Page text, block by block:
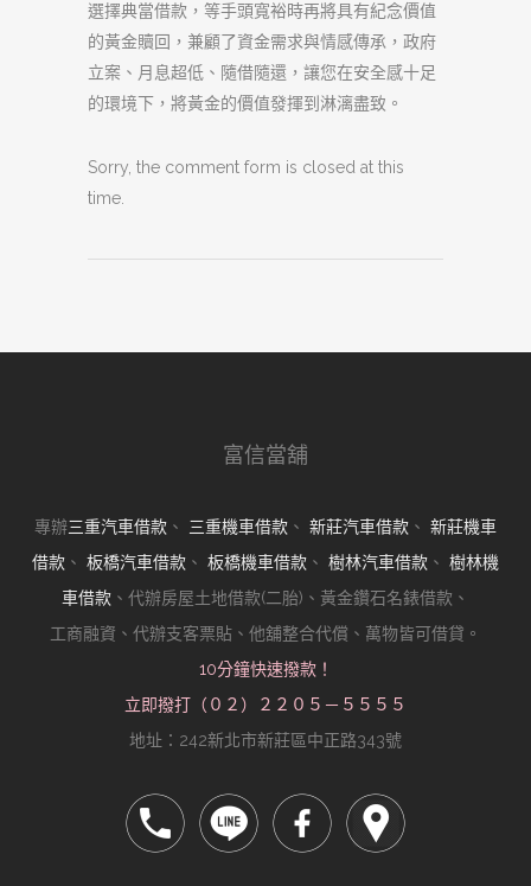
選擇典當借款，等手頭寬裕時再將具有紀念價值
的黃金贖回，兼顧了資金需求與情感傳承，政府
立案、月息超低、隨借隨還，讓您在安全感十足
的環境下，將黃金的價值發揮到淋漓盡致。
Sorry, the comment form is closed at this
time.
富信當舖
專辦三重汽車借款 、 三重機車借款 、 新莊汽車借款 、 新莊機車
借款 、 板橋汽車借款 、 板橋機車借款 、 樹林汽車借款 、 樹林機
車借款 、代辦房屋土地借款(二胎)、黃金鑽石名錶借款、
工商融資、代辦支客票貼、他舖整合代償、萬物皆可借貸。
10分鐘快速撥款！
立即撥打（０２）２２０５－５５５５
地址：242新北市新莊區中正路343號